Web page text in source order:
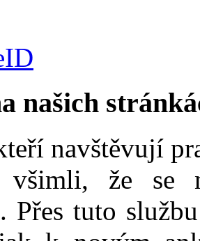
našich
navštěvují
že se
Přes tuto